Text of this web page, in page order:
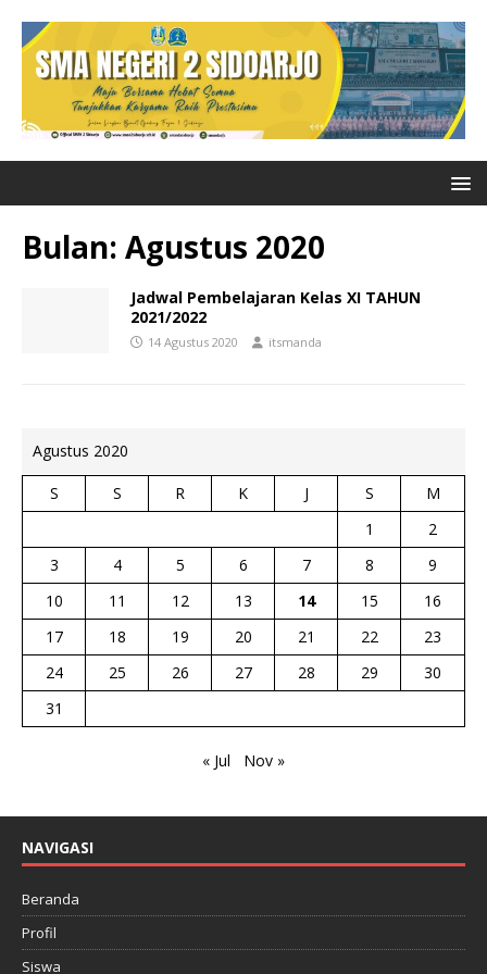
Bulan: Agustus 2020
Jadwal Pembelajaran Kelas XI TAHUN
2021/2022
14 Agustus 2020 itsmanda
Agustus 2020
S S R K J S
M
1
2
3
4 5 6 7 8
9
10
11 12 13 14 15
16
17
18 19 20 21 22
23
24
25 26 27 28 29
30
31
« Jul Nov »
NAVIGASI
Beranda
Profil
Siswa